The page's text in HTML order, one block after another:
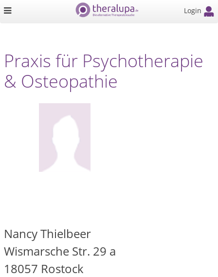
Login
Praxis für Psychotherapie
& Osteopathie
Nancy Thielbeer
Wismarsche Str. 29 a
18057 Rostock